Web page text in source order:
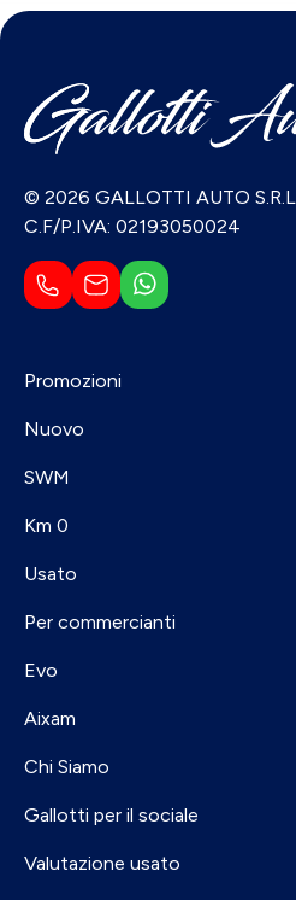
© 2026 GALLOTTI AUTO S.R.L.
C.F/P.IVA: 02193050024
Promozioni
Nuovo
SWM
Km 0
Usato
Per commercianti
Evo
Aixam
Chi Siamo
Gallotti per il sociale
Valutazione usato